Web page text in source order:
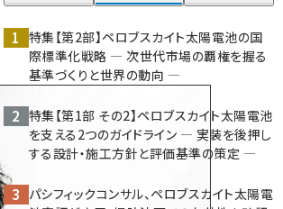
タンデム (145)
特集【第2部】ペロブスカイト太陽電池の国
際標準化戦略 ― 次世代市場の覇権を握る
基準づくりと世界の動向 ―
特集【第1部 その2】ペロブスカイト太陽電池
を支える2つのガイドライン ― 実装を後押し
する設計・施工方針と評価基準の策定 ―
パシフィックコンサル、ペロブスカイト太陽電